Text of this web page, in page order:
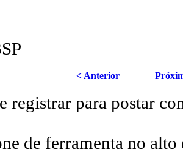
< Anterior
registrar para postar
de ferramenta no alto